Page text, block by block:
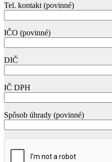
Tel. kontakt (povinné)
IČO (povinné)
DIČ
IČ DPH
Spôsob úhrady (povinné)